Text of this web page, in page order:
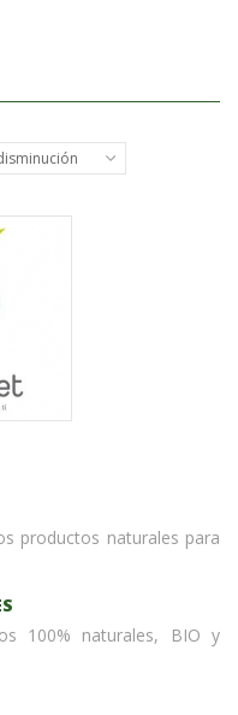
productos naturales para
100% naturales, BIO y